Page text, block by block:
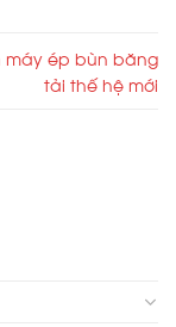
máy ép bùn băng
tải thế hệ mới